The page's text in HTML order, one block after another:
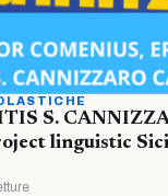
S.
linguistic